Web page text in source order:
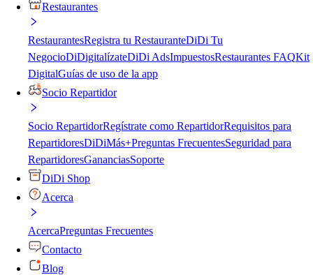
Restaurantes
RestaurantesRegistra tu RestauranteDiDi Tu
NegocioDiDigitalízateDiDi AdsImpuestosRestaurantes FAQKit
DigitalGuías de uso de la app
Socio Repartidor
Socio RepartidorRegístrate como RepartidorRequisitos para
RepartidoresDiDiMás+Preguntas FrecuentesSeguridad para
RepartidoresGananciasSoporte
DiDi Shop
Acerca
AcercaPreguntas Frecuentes
Contacto
Blog